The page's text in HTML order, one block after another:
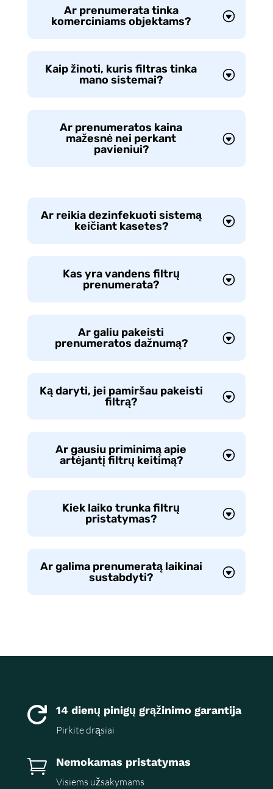
Ar prenumerata tinka
komerciniams objektams?
Kaip žinoti, kuris filtras tinka
mano sistemai?
Ar prenumeratos kaina
mažesnė nei perkant
pavieniui?
Ar reikia dezinfekuoti sistemą
keičiant kasetes?
Kas yra vandens filtrų
prenumerata?
Ar galiu pakeisti
prenumeratos dažnumą?
Ką daryti, jei pamiršau pakeisti
filtrą?
Ar gausiu priminimą apie
artėjantį filtrų keitimą?
Kiek laiko trunka filtrų
pristatymas?
Ar galima prenumeratą laikinai
sustabdyti?
 14 dienų pinigų grąžinimo garantija
Pirkite drąsiai
 Nemokamas pristatymas
Visiems užsakymams